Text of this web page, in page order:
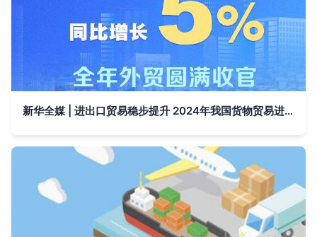
新华全媒 | 进出口贸易稳步提升 2024年我国货物贸易进出口总值同比增长5%